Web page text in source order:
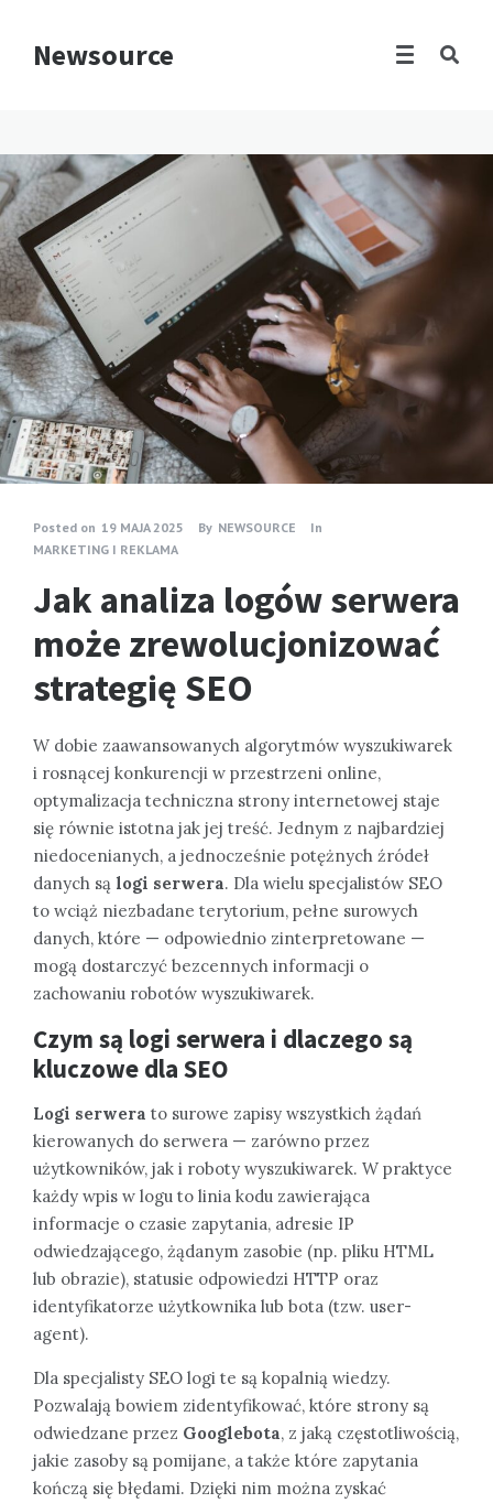
Newsource
Posted on 19 MAJA 2025 By NEWSOURCE
In
MARKETING I REKLAMA
Jak analiza logów serwera
może zrewolucjonizować
strategię SEO
W dobie zaawansowanych algorytmów wyszukiwarek
i rosnącej konkurencji w przestrzeni online,
optymalizacja techniczna strony internetowej staje
się równie istotna jak jej treść. Jednym z najbardziej
niedocenianych, a jednocześnie potężnych źródeł
danych są logi serwera. Dla wielu specjalistów SEO
to wciąż niezbadane terytorium, pełne surowych
danych, które — odpowiednio zinterpretowane —
mogą dostarczyć bezcennych informacji o
zachowaniu robotów wyszukiwarek.
Czym są logi serwera i dlaczego są
kluczowe dla SEO
Logi serwera to surowe zapisy wszystkich żądań
kierowanych do serwera — zarówno przez
użytkowników, jak i roboty wyszukiwarek. W praktyce
każdy wpis w logu to linia kodu zawierająca
informacje o czasie zapytania, adresie IP
odwiedzającego, żądanym zasobie (np. pliku HTML
lub obrazie), statusie odpowiedzi HTTP oraz
identyfikatorze użytkownika lub bota (tzw. user-
agent).
Dla specjalisty SEO logi te są kopalnią wiedzy.
Pozwalają bowiem zidentyfikować, które strony są
odwiedzane przez Googlebota, z jaką częstotliwością,
jakie zasoby są pomijane, a także które zapytania
kończą się błędami. Dzięki nim można zyskać